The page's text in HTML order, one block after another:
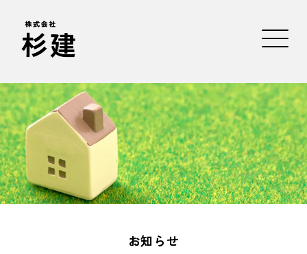
お知らせ